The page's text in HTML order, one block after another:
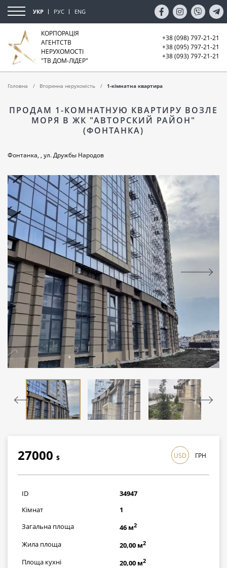
УКР РУС ENG
КОРПОРАЦІЯ
АГЕНТСТВ
НЕРУХОМОСТІ
"ТВ ДОМ-ЛІДЕР"
+38 (098) 797-21-21
+38 (095) 797-21-21
+38 (093) 797-21-21
Головна Вторинна нерухомість 1-кімнатна квартира
ПРОДАМ 1-КОМНАТНУЮ КВАРТИРУ ВОЗЛЕ
МОРЯ В ЖК "АВТОРСКИЙ РАЙОН"
(ФОНТАНКА)
Фонтанка, , ул. Дружбы Народов
27000 $
783000грн
USD ГРН
ID
34947
Кімнат
1
Загальна площа
46 м2
Жила площа 20,00 м2
Площа кухні 20,00 м2